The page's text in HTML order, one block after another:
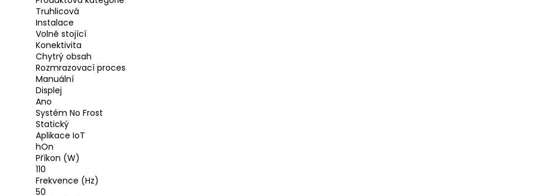
Truhlicová
Instalace
Volně stojící
Konektivita
Chytrý obsah
Rozmrazovací proces
Manuální
Displej
Ano
Systém No Frost
Statický
Aplikace IoT
hOn
Příkon (W)
110
Frekvence (Hz)
50